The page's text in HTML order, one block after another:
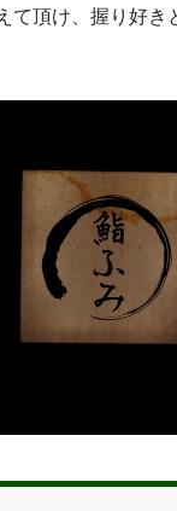
て頂け、握り好き